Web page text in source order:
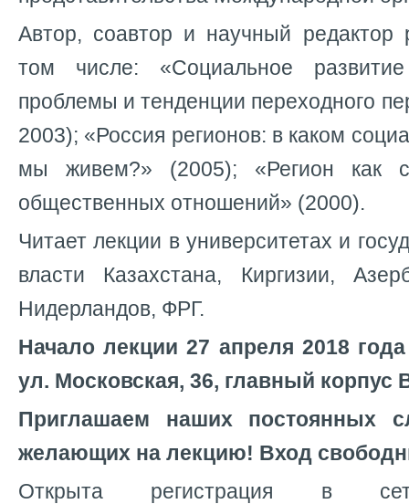
Автор, соавтор и научный редактор
том числе: «Социальное
проблемы и тенденции переходного
2003); «Россия регионов: в каком
мы живем?» (2005); «Регион как
общественных отношений» (2000).
Читает лекции в университетах и
власти Казахстана, Киргизии,
Нидерландов, ФРГ.
Начало лекции 27 апреля 2018
ул. Московская, 36, главный корпус
Приглашаем наших постоянных
желающих на лекцию! Вход
Открыта регистрация в